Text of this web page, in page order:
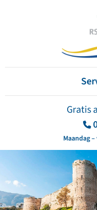
Gratis
Maandag